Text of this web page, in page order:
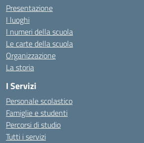
Presentazione
I luoghi
I numeri della scuola
Le carte della scuola
Organizzazione
La storia
I Servizi
Personale scolastico
Famiglie e studenti
Percorsi di studio
Tutti i servizi